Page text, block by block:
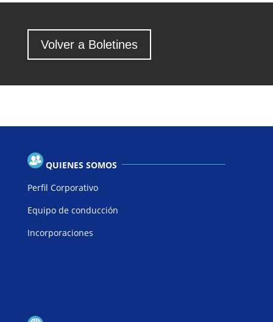
Volver a Boletines
QUIENES SOMOS
Perfil Corporativo
Equipo de conducción
Incorporaciones